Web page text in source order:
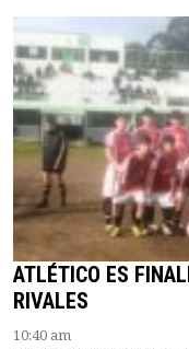
ATLÉTICO ES
RIVALES
10:40 am